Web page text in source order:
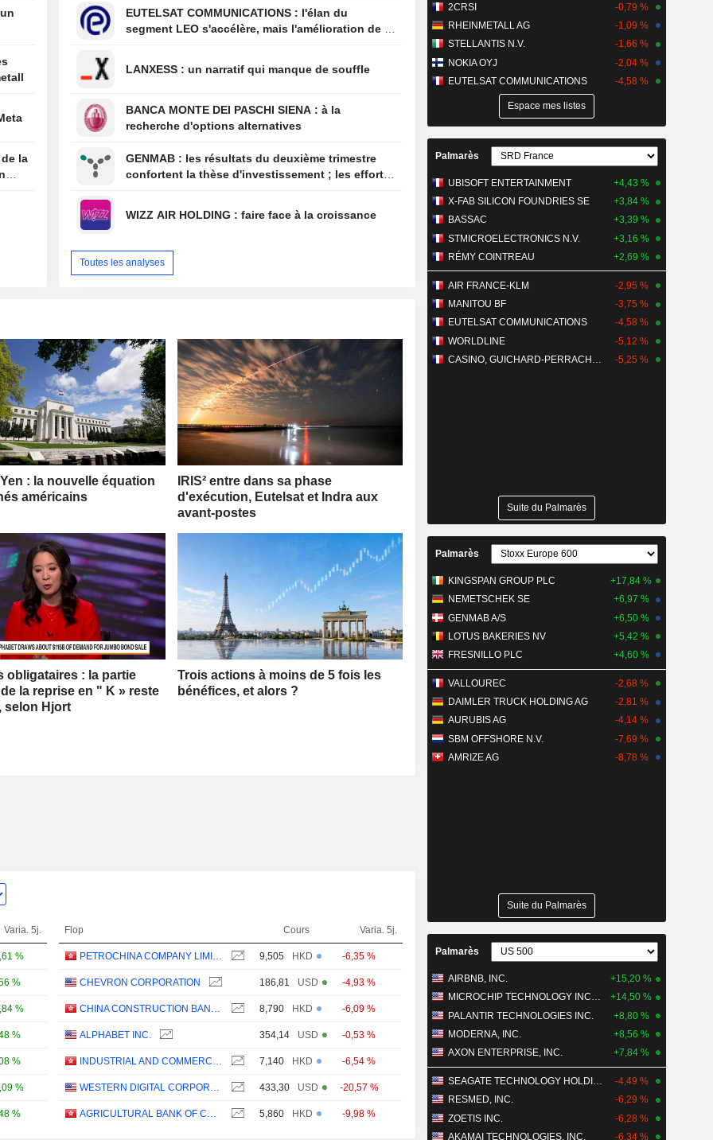
la
EUTELSAT COMMUNICATIONS : l'élan du
segment LEO s'accélère, mais l'amélioration de la
LANXESS : un narratif qui manque de souffle
BANCA MONTE DEI PASCHI SIENA : à la
recherche d'options alternatives
GENMAB : les résultats du deuxième trimestre
confortent la thèse d'investissement ; les efforts
WIZZ AIR HOLDING : faire face à la croissance
Toutes les analyses
: la nouvelle équation
américains
IRIS² entre dans sa phase
d'exécution, Eutelsat et Indra aux
avant-postes
obligataires : la partie
la reprise en " K » reste
selon Hjort
Trois actions à moins de 5 fois les
bénéfices, et alors ?
Varia. 5j.
%
%
%
%
%
%
%
Flop Cours Varia. 5j.
PETROCHINA COMPANY LIMITED 9,505 HKD -6,35 %
CHEVRON CORPORATION 186,81 USD -4,93 %
8,790 HKD -6,09 %
ALPHABET INC. 354,14 USD -0,53 %
7,140 HKD -6,54 %
433,30 USD -20,57 %
5,860 HKD -9,98 %
2CRSI
-0,79 %
RHEINMETALL AG
-1,09 %
STELLANTIS N.V.
-1,66 %
NOKIA OYJ
-2,04 %
EUTELSAT COMMUNICATIONS
-4,58 %
Espace mes listes
Palmarès
UBISOFT ENTERTAINMENT
+4,43 %
X-FAB SILICON FOUNDRIES SE
+3,84 %
BASSAC
+3,39 %
STMICROELECTRONICS N.V.
+3,16 %
RÉMY COINTREAU
+2,69 %
AIR FRANCE-KLM
-2,95 %
MANITOU BF
-3,75 %
EUTELSAT COMMUNICATIONS
-4,58 %
WORLDLINE
-5,12 %
-5,25 %
Suite du Palmarès
Palmarès
KINGSPAN GROUP PLC
+17,84 %
NEMETSCHEK SE
+6,97 %
GENMAB A/S
+6,50 %
LOTUS BAKERIES NV
+5,42 %
FRESNILLO PLC
+4,60 %
VALLOUREC
-2,68 %
DAIMLER TRUCK HOLDING AG
-2,81 %
AURUBIS AG
-4,14 %
SBM OFFSHORE N.V.
-7,69 %
AMRIZE AG
-8,78 %
Suite du Palmarès
Palmarès
AIRBNB, INC.
+15,20 %
MICROCHIP TECHNOLOGY INCORPORATED
+14,50 %
PALANTIR TECHNOLOGIES INC.
+8,80 %
MODERNA, INC.
+8,56 %
AXON ENTERPRISE, INC.
+7,84 %
SEAGATE TECHNOLOGY HOLDINGS PLC
-4,49 %
RESMED, INC.
-6,29 %
ZOETIS INC.
-6,28 %
AKAMAI TECHNOLOGIES, INC.
-6,34 %